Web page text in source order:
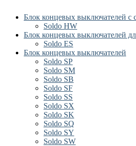
Блок концевых выключателей с
Soldo HW
Блок концевых выключателей
Soldo ES
Блок концевых выключателей
Soldo SP
Soldo SM
Soldo SB
Soldo SF
Soldo SS
Soldo SX
Soldo SK
Soldo SQ
Soldo SY
Soldo SW